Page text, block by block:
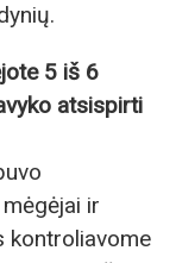
5 iš 6
atsispirti
ir
kontroliavome